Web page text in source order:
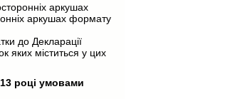
аркушах
аркушах формату
до Декларації
яких міститься у цих
році умовами